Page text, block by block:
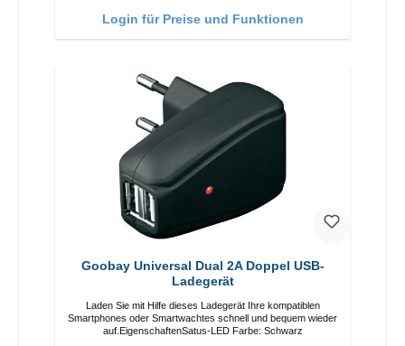
Login für Preise und Funktionen
Goobay Universal Dual 2A Doppel USB-
Ladegerät
Laden Sie mit Hilfe dieses Ladegerät Ihre kompatiblen
Smartphones oder Smartwachtes schnell und bequem wieder
auf.EigenschaftenSatus-LED Farbe: Schwarz